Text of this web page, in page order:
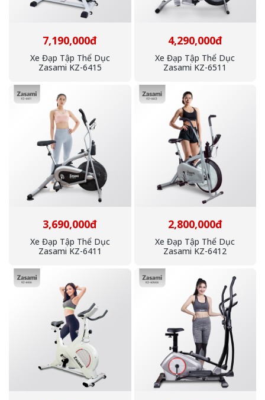
7,190,000đ
Xe Đạp Tập Thể Dục
Zasami KZ-6415
4,290,000đ
Xe Đạp Tập Thể Dục
Zasami KZ-6511
3,690,000đ
Xe Đạp Tập Thể Dục
Zasami KZ-6411
2,800,000đ
Xe Đạp Tập Thể Dục
Zasami KZ-6412